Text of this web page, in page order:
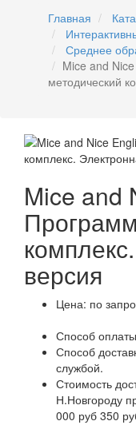
Главная
Среднее
Mice and
методический
Mice and
версия
Цена: по
Способ
Способ
службой.
Стоимость
Н.Новгороду
000 руб 350